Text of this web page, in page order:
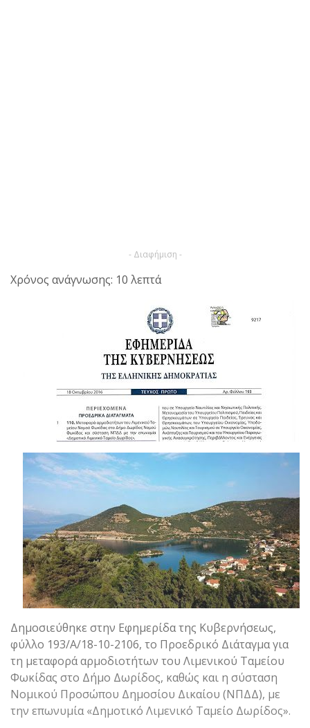
- Διαφήμιση -
Χρόνος ανάγνωσης: 10 λεπτά
Δημοσιεύθηκε στην Εφημερίδα της Κυβερνήσεως,
φύλλο 193/Α/18-10-2106, το Προεδρικό Διάταγμα για
τη μεταφορά αρμοδιοτήτων του Λιμενικού Ταμείου
Φωκίδας στο Δήμο Δωρίδος, καθώς και η σύσταση
Νομικού Προσώπου Δημοσίου Δικαίου (ΝΠΔΔ), με
την επωνυμία «Δημοτικό Λιμενικό Ταμείο Δωρίδος».